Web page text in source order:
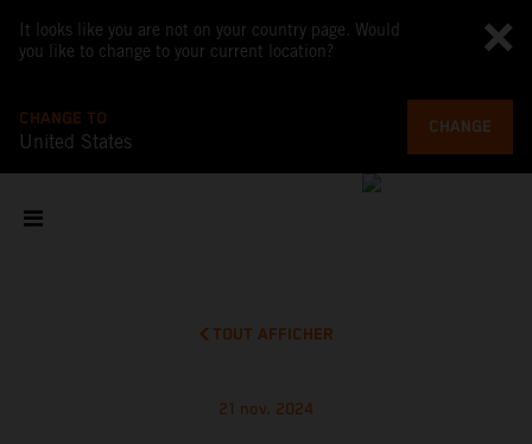
It looks like you are not on your country page. Would
you like to change to your current location?
CHANGE TO
United States
CHANGE
TOUT AFFICHER
21 nov. 2024